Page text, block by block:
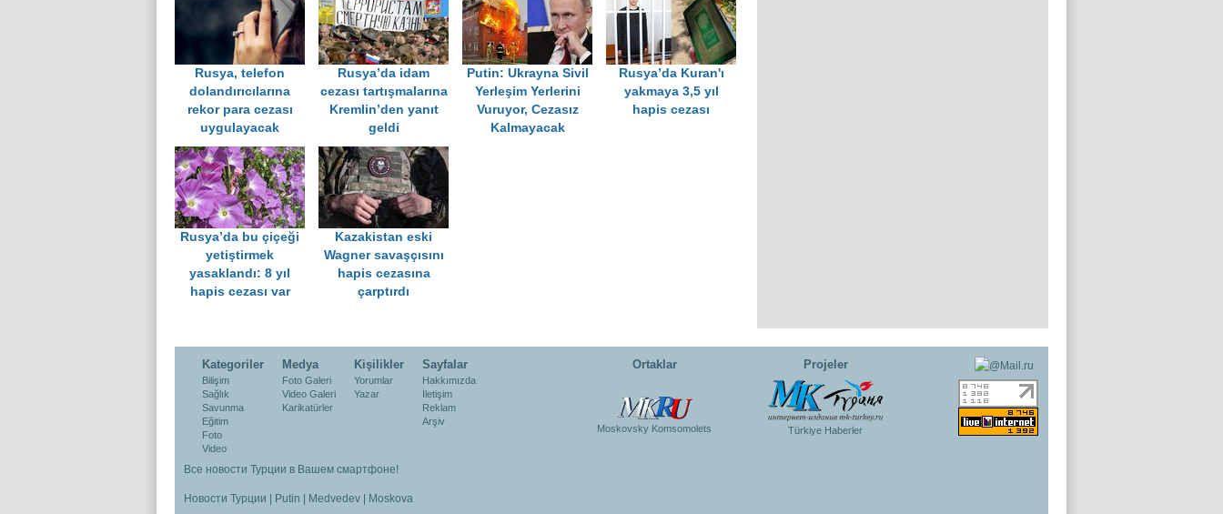
Rusya, telefon
dolandırıcılarına
rekor para cezası
uygulayacak
Rusya’da idam
cezası tartışmalarına
Kremlin’den yanıt
geldi
Putin: Ukrayna Sivil
Yerleşim Yerlerini
Vuruyor, Cezasız
Kalmayacak
Rusya’da Kuran'ı
yakmaya 3,5 yıl
hapis cezası
Rusya’da bu çiçeği
yetiştirmek
yasaklandı: 8 yıl
hapis cezası var
Kazakistan eski
Wagner savaşçısını
hapis cezasına
çarptırdı
Kategoriler
Bilişim
Sağlık
Savunma
Eğitim
Foto
Video
Medya
Foto Galeri
Video Galeri
Karikatürler
Kişilikler
Yorumlar
Yazar
Sayfalar
Hakkımızda
İletişim
Reklam
Arşiv
Ortaklar
Moskovsky Komsomolets
Projeler
Türkiye Haberler
Все новости Турции в Вашем смартфоне!
Новости Турции Putin Medvedev Moskova